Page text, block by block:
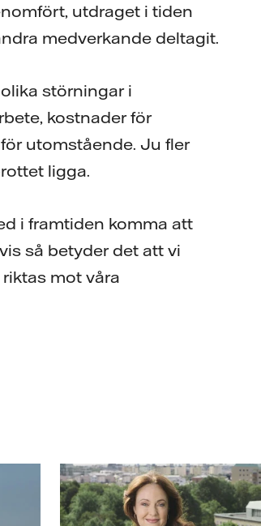
utdraget i tiden
medverkande deltagit.
störningar i
kostnader för
utomstående. Ju fler
ligga.
i framtiden komma att
så betyder det att vi
mot våra